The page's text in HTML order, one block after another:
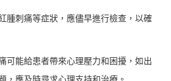
腫刺痛等症狀，應儘早進行檢查，以確
可能給患者帶來心理壓力和困擾，如出
，應及時尋求心理支持和治療。